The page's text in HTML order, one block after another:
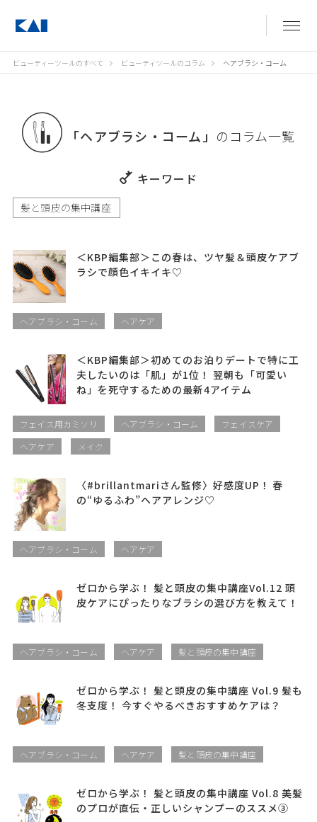
ビューティーツールのすべて ビューティツールのコラム ヘアブラシ・コーム
「ヘアブラシ・コーム」 のコラム一覧
キーワード
髪と頭皮の集中講座
＜KBP編集部＞この春は、ツヤ髪＆頭皮ケアブ
ラシで顔色イキイキ♡
ヘアブラシ・コーム ヘアケア
＜KBP編集部＞初めてのお泊りデートで特に工
夫したいのは「肌」が1位！ 翌朝も「可愛い
ね」を死守するための最新4アイテム
フェイス用カミソリ ヘアブラシ・コーム
フェイスケア
ヘアケア
メイク
〈#brillantmariさん監修〉好感度UP！ 春
の“ゆるふわ”ヘアアレンジ♡
ヘアブラシ・コーム ヘアケア
ゼロから学ぶ！ 髪と頭皮の集中講座Vol.12 頭
皮ケアにぴったりなブラシの選び方を教えて！
ヘアブラシ・コーム ヘアケア 髪と頭皮の集中講座
ゼロから学ぶ！ 髪と頭皮の集中講座 Vol.9 髪も
冬支度！ 今すぐやるべきおすすめケアは？
ヘアブラシ・コーム ヘアケア 髪と頭皮の集中講座
ゼロから学ぶ！ 髪と頭皮の集中講座 Vol.8 美髪
のプロが直伝・正しいシャンプーのススメ③